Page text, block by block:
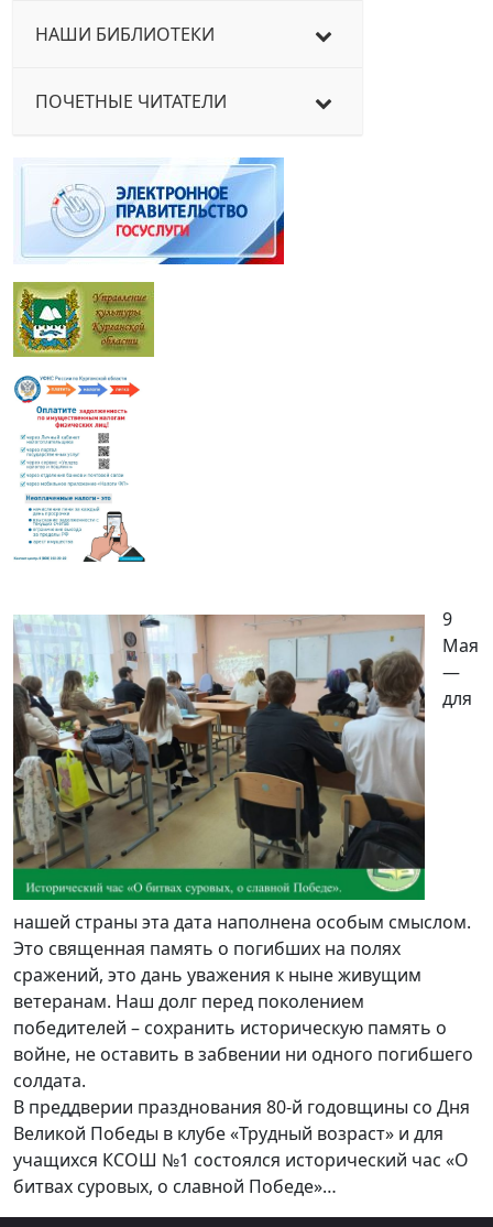
НАШИ БИБЛИОТЕКИ
ПОЧЕТНЫЕ ЧИТАТЕЛИ
9
Мая
—
для
нашей страны эта дата наполнена особым смыслом.
Это священная память о погибших на полях
сражений, это дань уважения к ныне живущим
ветеранам. Наш долг перед поколением
победителей – сохранить историческую память о
войне, не оставить в забвении ни одного погибшего
солдата.
В преддверии празднования 80-й годовщины со Дня
Великой Победы в клубе «Трудный возраст» и для
учащихся КСОШ №1 состоялся исторический час «О
битвах суровых, о славной Победе»…